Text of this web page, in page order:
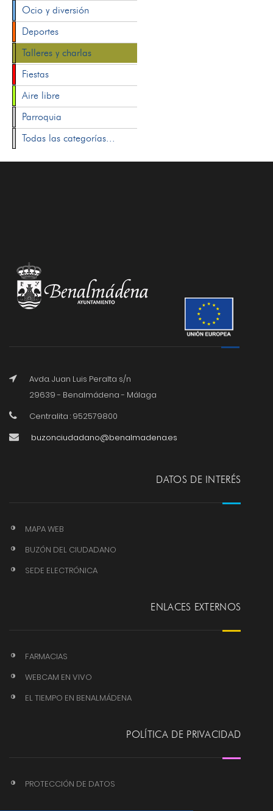
Ocio y diversión
Deportes
Talleres y charlas
Fiestas
Aire libre
Parroquia
Todas las categorías...
Avda. Juan Luis Peralta s/n
29639 - Benalmádena - Málaga
Centralita : 952579800
buzonciudadano@benalmadena.es
DATOS DE INTERÉS
MAPA WEB
BUZÓN DEL CIUDADANO
SEDE ELECTRÓNICA
ENLACES EXTERNOS
FARMACIAS
WEBCAM EN VIVO
EL TIEMPO EN BENALMÁDENA
POLÍTICA DE PRIVACIDAD
PROTECCIÓN DE DATOS